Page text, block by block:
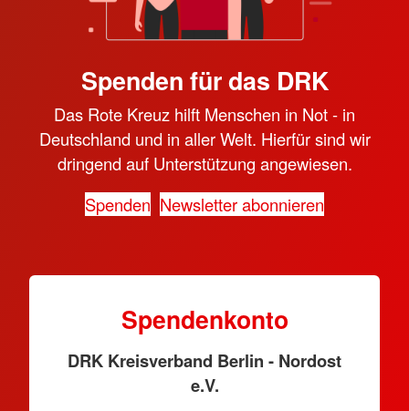
Spenden für das DRK
Das Rote Kreuz hilft Menschen in Not - in
Deutschland und in aller Welt. Hierfür sind wir
dringend auf Unterstützung angewiesen.
Spenden Newsletter abonnieren
Spendenkonto
DRK Kreisverband Berlin - Nordost
e.V.